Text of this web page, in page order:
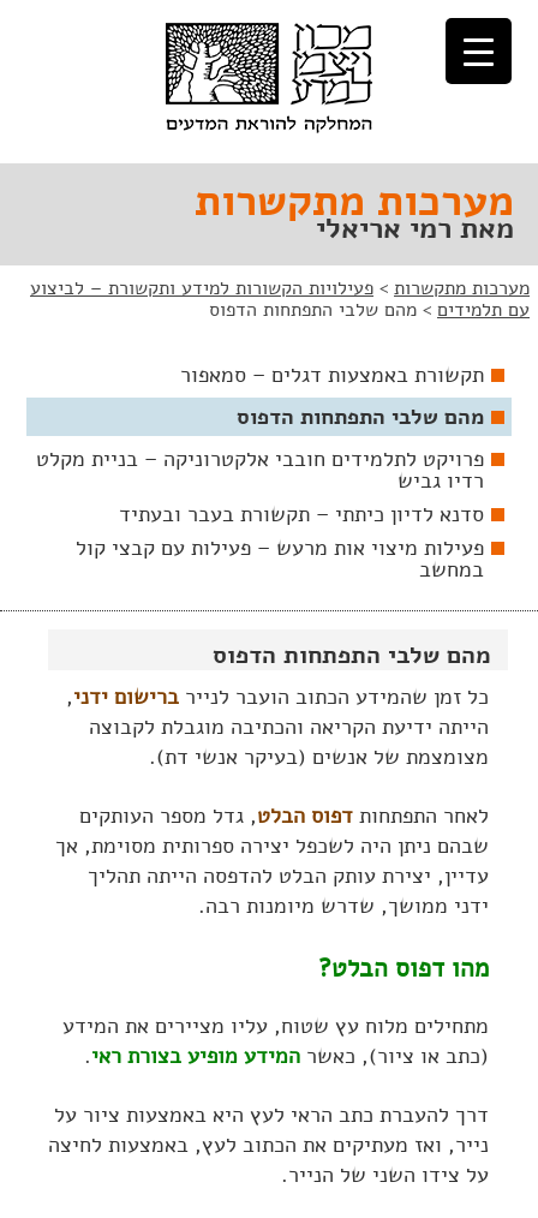
לתוכן
לניווט
מערכות מתקשרות
מאת רמי אריאלי
מערכות מתקשרות > פעילויות הקשורות למידע ותקשורת – לביצוע
עם תלמידים > מהם שלבי התפתחות הדפוס
מהם שלבי התפתחות הדפוס
כל זמן שהמידע הכתוב הועבר לנייר ברישום ידני,
הייתה ידיעת הקריאה והכתיבה מוגבלת לקבוצה
מצומצמת של אנשים (בעיקר אנשי דת).
לאחר התפתחות דפוס הבלט, גדל מספר העותקים
שבהם ניתן היה לשכפל יצירה ספרותית מסוימת, אך
עדיין, יצירת עותק הבלט להדפסה הייתה תהליך
ידני ממושך, שדרש מיומנות רבה.
מהו דפוס הבלט?
מתחילים מלוח עץ שטוח, עליו מציירים את המידע
(כתב או ציור), כאשר המידע מופיע בצורת ראי.
דרך להעברת כתב הראי לעץ היא באמצעות ציור על
נייר, ואז מעתיקים את הכתוב לעץ, באמצעות לחיצה
על צידו השני של הנייר.
תקשורת באמצעות דגלים – סמאפור
מהם שלבי התפתחות הדפוס
פרויקט לתלמידים חובבי אלקטרוניקה – בניית מקלט
רדיו גביש
סדנא לדיון כיתתי – תקשורת בעבר ובעתיד
פעילות מיצוי אות מרעש – פעילות עם קבצי קול
במחשב